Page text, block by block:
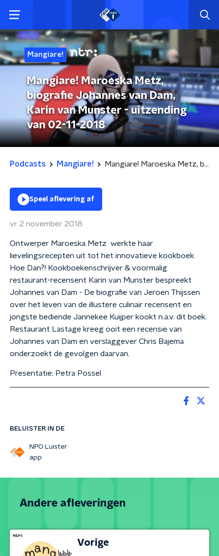
Mangiare!
Mangiare! Maroeska Metz,
biografie Johannes van Dam,
Karin van Munster - uitzending
van 02-11-2018
Podcasts Mangiare! Mangiare! Maroeska Metz, biografie Johannes van Dam, Karin van Munster - uitzending van 02-11-2018
BELUISTER IN DE
NPO Luister
app
Speel aflevering af
vr 2 november 2018
Ontwerper Maroeska Metz werkte haar
lievelingsrecepten uit tot het innovatieve kookboek
Hoe Dan?! Kookboekenschrijver & voormalig
restaurant-recensent Karin van Munster bespreekt
Johannes van Dam - De biografie van Jeroen Thijssen
over het leven van de illustere culinair recensent en
jongste bediende Jannekee Kuijper kookt n.a.v. dit boek.
Restaurant Lastage kreeg ooit een recensie van
Johannes van Dam en verslaggever Chris Bajema
onderzoekt de gevolgen daarvan.
Presentatie: Petra Possel
Andere afleveringen
Vorige